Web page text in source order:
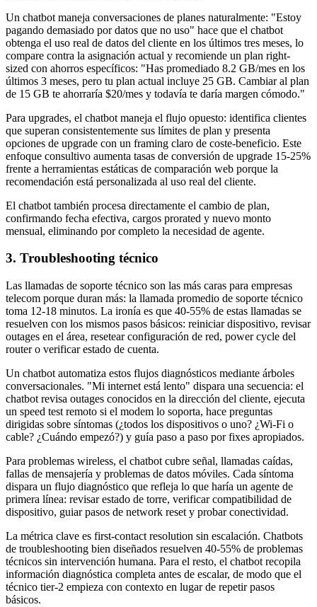
Un chatbot maneja conversaciones de planes naturalmente: "Estoy
pagando demasiado por datos que no uso" hace que el chatbot
obtenga el uso real de datos del cliente en los últimos tres meses, lo
compare contra la asignación actual y recomiende un plan right-
sized con ahorros específicos: "Has promediado 8.2 GB/mes en los
últimos 3 meses, pero tu plan actual incluye 25 GB. Cambiar al plan
de 15 GB te ahorraría $20/mes y todavía te daría margen cómodo."
Para upgrades, el chatbot maneja el flujo opuesto: identifica clientes
que superan consistentemente sus límites de plan y presenta
opciones de upgrade con un framing claro de coste-beneficio. Este
enfoque consultivo aumenta tasas de conversión de upgrade 15-25%
frente a herramientas estáticas de comparación web porque la
recomendación está personalizada al uso real del cliente.
El chatbot también procesa directamente el cambio de plan,
confirmando fecha efectiva, cargos prorated y nuevo monto
mensual, eliminando por completo la necesidad de agente.
3. Troubleshooting técnico
Las llamadas de soporte técnico son las más caras para empresas
telecom porque duran más: la llamada promedio de soporte técnico
toma 12-18 minutos. La ironía es que 40-55% de estas llamadas se
resuelven con los mismos pasos básicos: reiniciar dispositivo, revisar
outages en el área, resetear configuración de red, power cycle del
router o verificar estado de cuenta.
Un chatbot automatiza estos flujos diagnósticos mediante árboles
conversacionales. "Mi internet está lento" dispara una secuencia: el
chatbot revisa outages conocidos en la dirección del cliente, ejecuta
un speed test remoto si el modem lo soporta, hace preguntas
dirigidas sobre síntomas (¿todos los dispositivos o uno? ¿Wi-Fi o
cable? ¿Cuándo empezó?) y guía paso a paso por fixes apropiados.
Para problemas wireless, el chatbot cubre señal, llamadas caídas,
fallas de mensajería y problemas de datos móviles. Cada síntoma
dispara un flujo diagnóstico que refleja lo que haría un agente de
primera línea: revisar estado de torre, verificar compatibilidad de
dispositivo, guiar pasos de network reset y probar conectividad.
La métrica clave es first-contact resolution sin escalación. Chatbots
de troubleshooting bien diseñados resuelven 40-55% de problemas
técnicos sin intervención humana. Para el resto, el chatbot recopila
información diagnóstica completa antes de escalar, de modo que el
técnico tier-2 empieza con contexto en lugar de repetir pasos
básicos.